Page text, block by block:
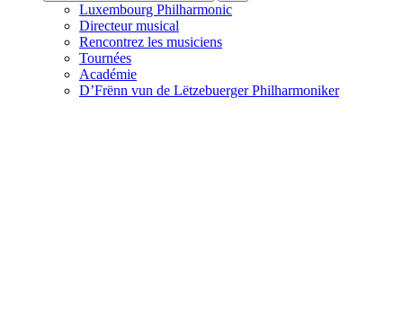
Luxembourg Philharmonic
Directeur musical
Rencontrez les musiciens
Tournées
Académie
D’Frënn vun de Lëtzebuerger Philharmoniker